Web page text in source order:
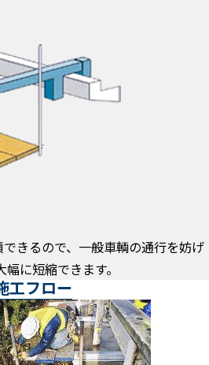
きるので、一般車輌の通行を妨げ
に短縮できます。
工フロー